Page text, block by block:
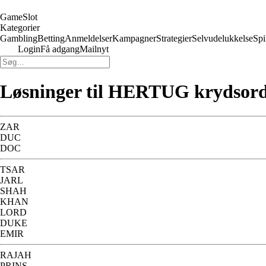
GameSlot
Kategorier
GamblingBettingAnmeldelserKampagnerStrategierSelvudelukkelse
LoginFå adgangMailnyt
Løsninger til HERTUG
ZAR
DUC
DOC
TSAR
JARL
SHAH
KHAN
LORD
DUKE
EMIR
RAJAH